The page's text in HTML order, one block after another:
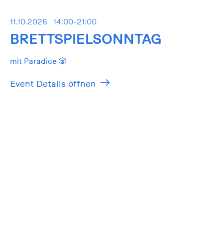
11.10.2026 14:00-21:00
BRETTSPIELSONNTAG
mit Paradice 🎲
Event Details öffnen